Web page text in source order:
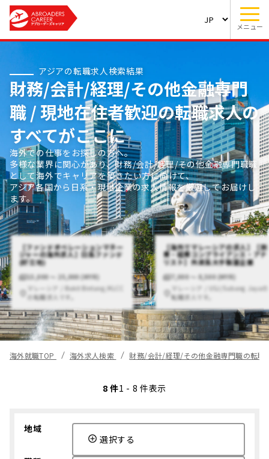
メニュー
アジアの転職求人検索結果
財務/会計/経理/その他金融専門
職 / 現地在住者歓迎の転職求人の
すべてがここに
海外での仕事をお探しの方へ。
多様な業界に関心があり、財務/会計/経理/その他金融専門職職
として海外でキャリアを築きたい方に向けて、
アジア各国から日系・現地企業の求人情報を厳選してお届けし
ます。
【ファンドオペレーションマネー
ジャーの海外求人】日系ファンド
(好立地)
15,000 〜 25,000 (MYR)
マレーシア / Bukit Bintang/KLCC
の転職求人です。
【海外でマレーシアの求人】【旅
費・経費コンプライアンス・アナ
リスト】外資系大手製薬企業
7,000 〜 8,500 (MYR)
マレーシア / USJ/Subang Jayaの
転職求人です。
海外就職TOP 海外求人検索 財務/会計/経理/その他金融専門職の転職
8 件1 - 8 件表示
地域
選択する